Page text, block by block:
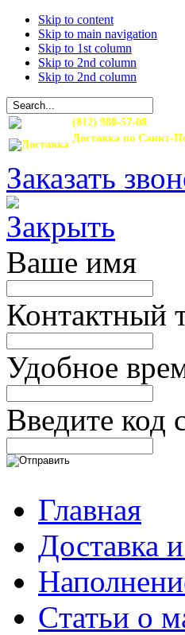
Skip to content
Skip to main navigation
Skip to 1st column
Skip to 2nd column
Skip to 2nd column
(812) 980-57-08
Доставка по Санкт-
Заказать
Ваше имя
Контактный
Удобное
Введите код
Главная
Доставка
Cтатьи о